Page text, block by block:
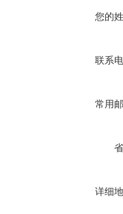
您的
联系
常用
详细